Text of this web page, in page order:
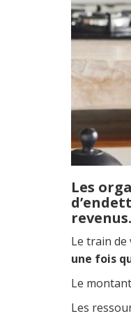
Les
revenus.
Le train
une fois
Le
Les